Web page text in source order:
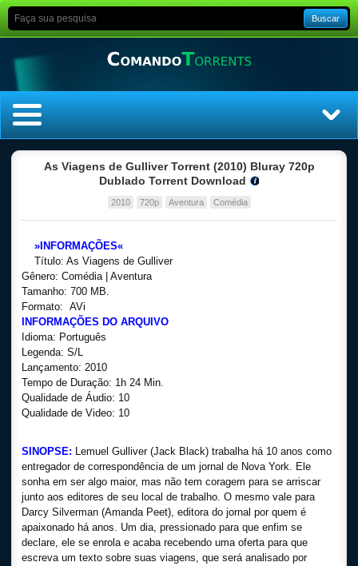
Buscar
As Viagens de Gulliver Torrent (2010) Bluray 720p
Dublado Torrent Download
2010 720p Aventura Comédia
»INFORMAÇÕES«
Título: As Viagens de Gulliver
Gênero: Comédia | Aventura
Tamanho: 700 MB.
Formato: AVi
INFORMAÇÕES DO ARQUIVO
Idioma: Português
Legenda: S/L
Lançamento: 2010
Tempo de Duração: 1h 24 Min.
Qualidade de Áudio: 10
Qualidade de Video: 10
SINOPSE: Lemuel Gulliver (Jack Black) trabalha há 10 anos como
entregador de correspondência de um jornal de Nova York. Ele
sonha em ser algo maior, mas não tem coragem para se arriscar
junto aos editores de seu local de trabalho. O mesmo vale para
Darcy Silverman (Amanda Peet), editora do jornal por quem é
apaixonado há anos. Um dia, pressionado para que enfim se
declare, ele se enrola e acaba recebendo uma oferta para que
escreva um texto sobre suas viagens, que será analisado por